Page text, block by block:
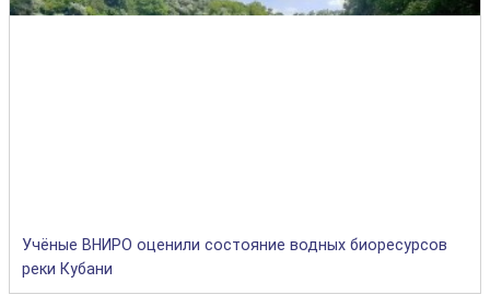
Учёные ВНИРО оценили состояние водных биоресурсов
реки Кубани